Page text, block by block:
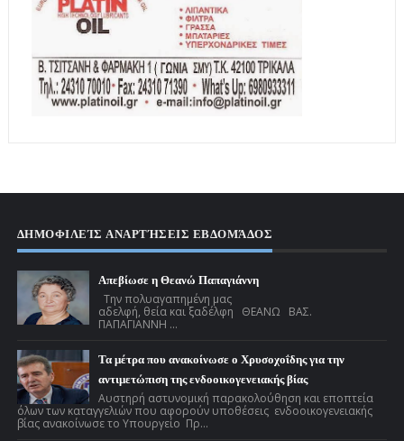
ΔΗΜΟΦΙΛΕΊΣ ΑΝΑΡΤΉΣΕΙΣ ΕΒΔΟΜΆΔΟΣ
Απεβίωσε η Θεανώ Παπαγιάννη
Την πολυαγαπημένη μας
αδελφή, θεία και ξαδέλφη ΘΕΑΝΩ ΒΑΣ.
ΠΑΠΑΓΙΑΝΝΗ ...
Τα μέτρα που ανακοίνωσε ο Χρυσοχοΐδης για την
αντιμετώπιση της ενδοοικογενειακής βίας
Αυστηρή αστυνομική παρακολούθηση και εποπτεία
όλων των καταγγελιών που αφορούν υποθέσεις ενδοοικογενειακής
βίας ανακοίνωσε το Υπουργείο Πρ...